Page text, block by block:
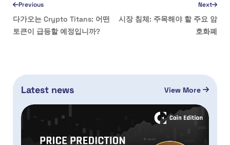
Previous
다가오는 Crypto Titans: 어떤
토큰이 급등할 예정입니까?
Next
시장 침체: 주목해야 할 주요 암
호화폐
Latest news View More